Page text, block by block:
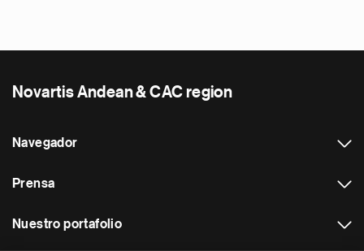
Novartis Andean & CAC region
Navegador
Prensa
Nuestro portafolio